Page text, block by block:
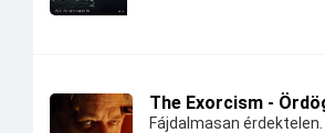
The Exorcism -
Fájdalmasan érdektelen.